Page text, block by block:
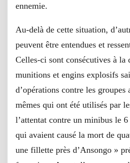
ennemie.
Au-delà de cette situation,
peuvent être entendues et
Celles-ci sont consécutives à la
munitions et engins explosifs
d’opérations contre les groupes
mêmes qui ont été utilisés par
l’attentat contre un minibus le
qui avaient causé la mort de
une fillette près d’Ansongo »